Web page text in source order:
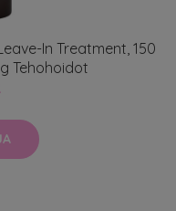
In Treatment, 150
Tehohoidot